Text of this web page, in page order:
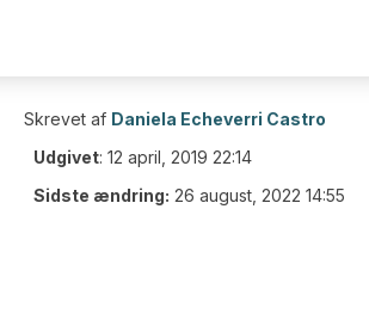
Skrevet af Daniela Echeverri Castro
Udgivet: 12 april, 2019 22:14
Sidste ændring: 26 august, 2022 14:55